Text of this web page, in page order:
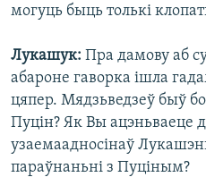
могуць быць толькі
Лукашук: Пра дамову аб
абароне гаворка ішла
цяпер. Мядзьведзеў быў
Пуцін? Як Вы ацэньваеце
узаемаадносінаў
параўнаньні з Пуціным?